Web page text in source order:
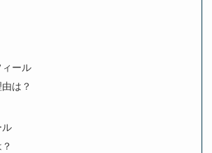
ール
は？